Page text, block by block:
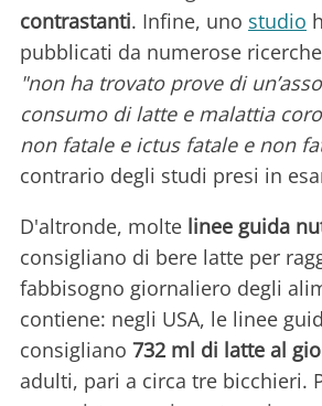
contrastanti. Infine, uno studio
pubblicati da numerose
"non ha trovato prove di
consumo di latte e malattia
non fatale e ictus fatale e non
contrario degli studi presi in
D'altronde, molte linee guida
consigliano di bere latte per
fabbisogno giornaliero degli
contiene: negli USA, le linee
consigliano 732 ml di latte al
adulti, pari a circa tre bicchieri.